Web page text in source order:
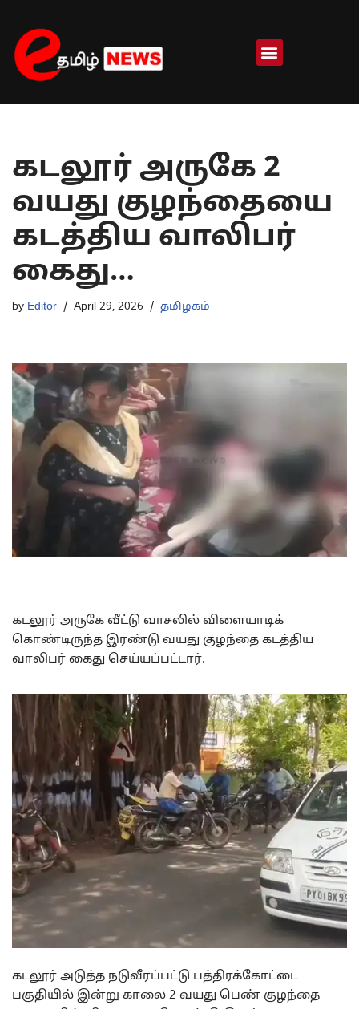
Skip
to
content
கடலூர் அருகே 2
வயது குழந்தையை
கடத்திய வாலிபர்
கைது…
by Editor April 29, 2026 தமிழகம்
கடலூர் அருகே வீட்டு வாசலில் விளையாடிக்
கொண்டிருந்த இரண்டு வயது குழந்தை கடத்திய
வாலிபர் கைது செய்யப்பட்டார்.
கடலூர் அடுத்த நடுவீரப்பட்டு பத்திரக்கோட்டை
பகுதியில் இன்று காலை 2 வயது பெண் குழந்தை